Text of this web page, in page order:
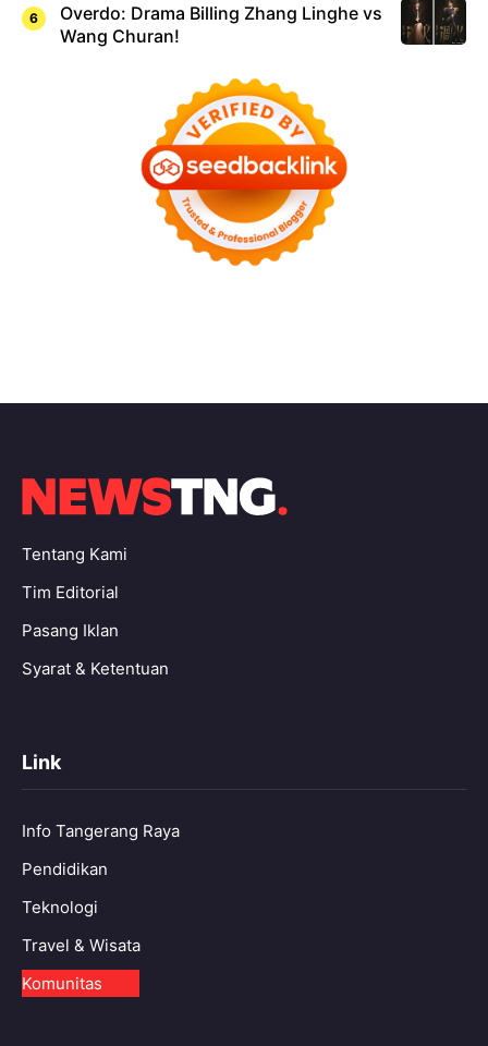
Overdo: Drama Billing Zhang Linghe vs
Wang Churan!
Tentang Kami
Tim Editorial
Pasang Iklan
Syarat & Ketentuan
Link
Info Tangerang Raya
Pendidikan
Teknologi
Travel & Wisata
Komunitas